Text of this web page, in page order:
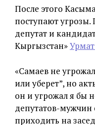
После этого
поступают угрозы.
депутат и
Кыргызстан»
«Самаев не
или уберет”, но
он и угрожал я бы
депутатов-мужчин
приходить на